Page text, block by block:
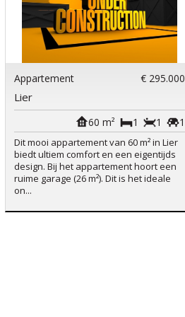
Appartement € 295.000
Lier
1
1
1
60 m²
Dit mooi appartement van 60 m² in Lier
biedt ultiem comfort en een eigentijds
design. Bij het appartement hoort een
ruime garage (26 m²). Dit is het ideale
on...